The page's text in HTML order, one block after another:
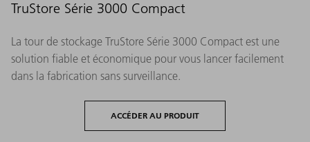
TruStore Série 3000 Compact
La tour de stockage TruStore Série 3000 Compact est une
solution fiable et économique pour vous lancer facilement
dans la fabrication sans surveillance.
ACCÉDER AU PRODUIT